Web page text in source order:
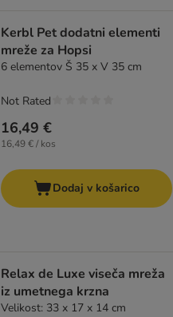
Kerbl Pet dodatni elementi
mreže za Hopsi
6 elementov Š 35 x V 35 cm
16,49 €
16,49 € / kos
Not Rated
Dodaj v košarico
Relax de Luxe viseča mreža
iz umetnega krzna
Velikost: 33 x 17 x 14 cm